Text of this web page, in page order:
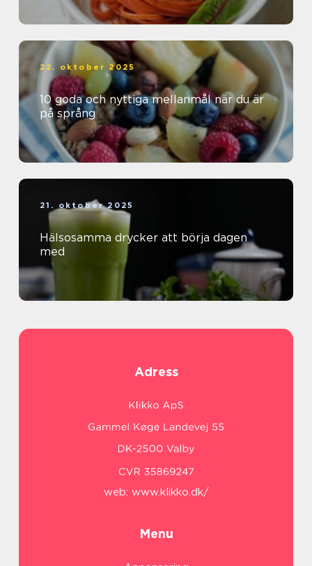
22. oktober 2025
10 goda och nyttiga mellanmål när du är
på språng
21. oktober 2025
Hälsosamma drycker att börja dagen
med
Adress
web: www.klikko.dk/
Menu